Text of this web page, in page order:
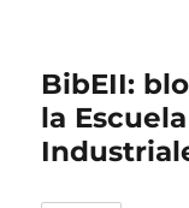
BibEII:
la